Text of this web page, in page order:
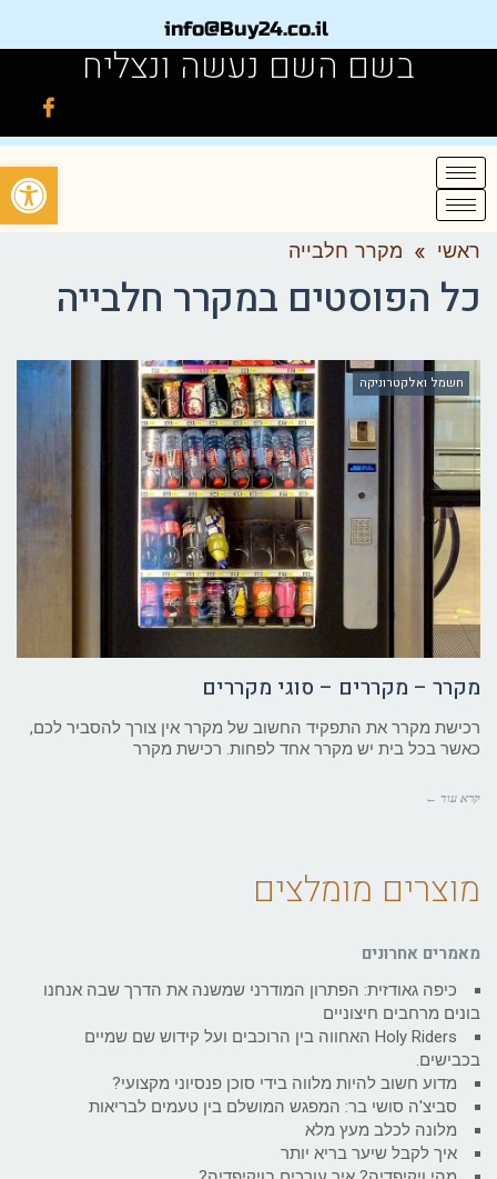
info@Buy24.co.il
בשם השם נעשה ונצליח
ראשי » מקרר חלבייה
כל הפוסטים במקרר חלבייה
חשמל ואלקטרוניקה
מקרר – מקררים – סוגי מקררים
רכישת מקרר את התפקיד החשוב של מקרר אין צורך להסביר לכם,
כאשר בכל בית יש מקרר אחד לפחות. רכישת מקרר
קרא עוד ←
מוצרים מומלצים
מאמרים אחרונים
כיפה גאודזית: הפתרון המודרני שמשנה את הדרך שבה אנחנו
בונים מרחבים חיצוניים
Holy Riders האחווה בין הרוכבים ועל קידוש שם שמיים
בכבישים.
מדוע חשוב להיות מלווה בידי סוכן פנסיוני מקצועי?
סביצ'ה סושי בר: המפגש המושלם בין טעמים לבריאות
מלונה לכלב מעץ מלא
איך לקבל שיער בריא יותר